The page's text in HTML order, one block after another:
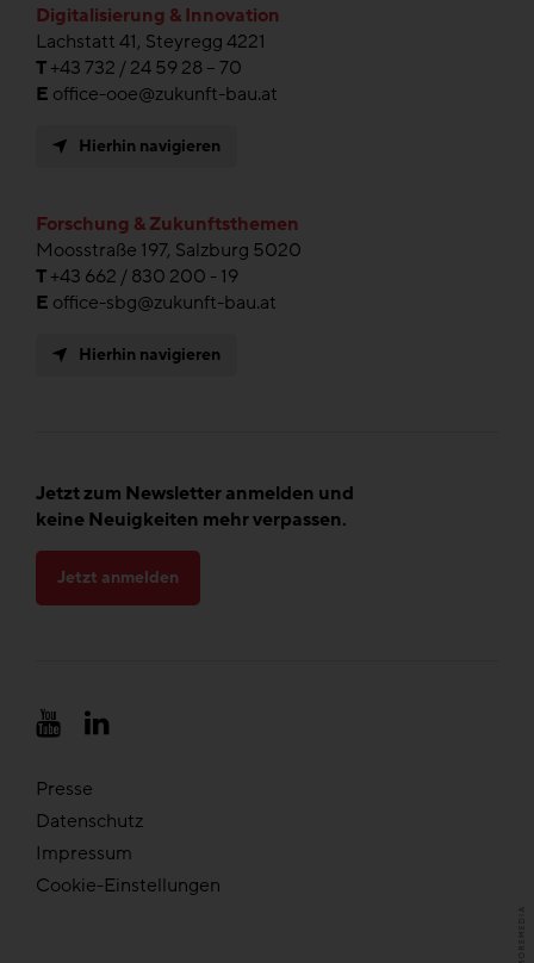
Digitalisierung & Innovation
Lachstatt 41, Steyregg 4221
T+43 732 / 24 59 28 – 70
E office-ooe@zukunft-bau.at
Hierhin navigieren
Forschung & Zukunftsthemen
Moosstraße 197, Salzburg 5020
T+43 662 / 830 200 - 19
E office-sbg@zukunft-bau.at
Hierhin navigieren
Jetzt zum Newsletter anmelden und
keine Neuigkeiten mehr verpassen.
Jetzt anmelden
Presse
Datenschutz
Impressum
Cookie-Einstellungen